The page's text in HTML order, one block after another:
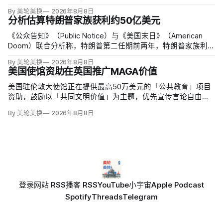
来，但其余来源仍未查清。
By 美轮美换 2026年8月8日
分析估算特朗普家族获利约50亿美元
《公众告知》（Public Notice）与《美国末日》（American
Doom）联合分析称，特朗普第二任期前两年，特朗普家族利润
22.5亿美元、外国授权业务2025年收入6100万美元；
By 美轮美换 2026年8月8日
美国使馆资助在英国推广MAGA价值
美国驻伦敦大使馆正在提供最高50万美元的「公共教育」项目
资助，鼓励以「共同文明价值」为主题，优先宣传言论自由、
念。英国自由民主党议员丽莎·斯玛特（Lisa Smart）指责特朗
By 美轮美换 2026年8月8日
登录网站 RSS播客 RSSYouTube小宇宙Apple Podcast
SpotifyThreadsTelegram